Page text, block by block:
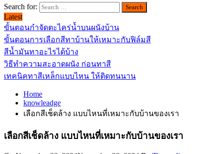
Search for:
Latest
ขั้นตอนกำจัดตะไคร่น้ำบนผนังบ้าน
ขั้นตอนการเลือกสีทาบ้านให้เหมาะกับฟิล์มสี
สีน้ำมันทาอะไรได้บ้าง
วิธีทำความสะอาดผนัง ก่อนทาสี
เทคนิคทาสีเหล็กแบบไหน ให้ติดทนนาน
Home
knowleadge
เลือกสีเช็ดล้าง แบบไหนที่เหมาะกับบ้านของเรา
เลือกสีเช็ดล้าง แบบไหนที่เหมาะกับบ้านของเรา